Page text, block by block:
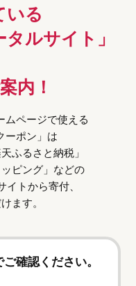
いる
タルサイト」
内！
ムページで使える
ーポン」は
ふるさと納税」
ッピング」などの
トから寄付、
ます。
確認ください。